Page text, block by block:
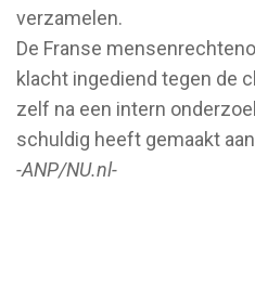
verzamelen.
De Franse
klacht ingediend tegen de
zelf na een intern
schuldig heeft gemaakt
-ANP/NU.nl-